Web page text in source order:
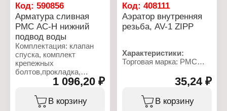
Код: 590856
Арматура сливная
РМС АС-Н нижний
подвод воды
Комплектация: клапан
спуска, комплект
крепежных
болтов,прокладка,
клапан наполнительный.
Характеристики:
Торговая марка: РМС
1 096,20 ₽
В корзину
Код:408111
Аэратор внутренняя
резьба, AV-1 ZIPP
Характеристики:
Торговая марка: РМС
Тип товара: Аэратор
Назначение: для
смесителя
Цвет: хром
35,24 ₽
В корзину